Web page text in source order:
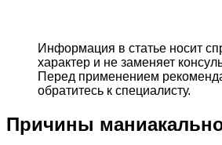
Информация в статье носит
характер и не заменяет
Перед применением
обратитесь к специалисту.
Причины